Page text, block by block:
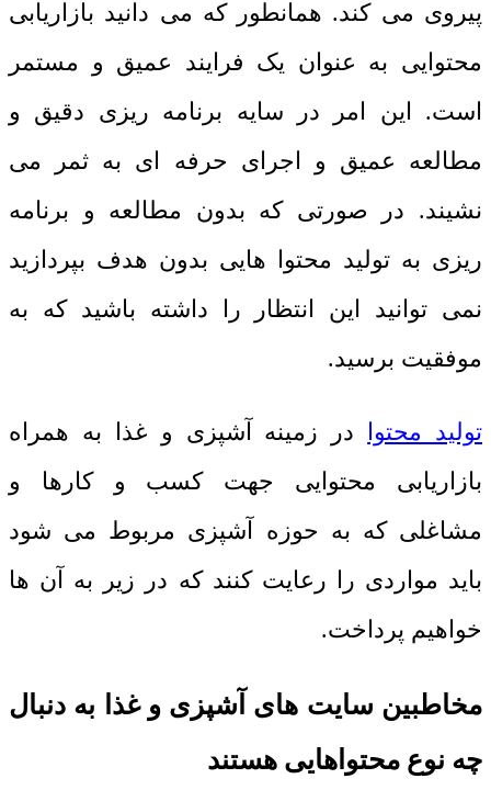
پیروی می کند. همانطور که می دانید بازاریابی
محتوایی به عنوان یک فرایند عمیق و مستمر
است. این امر در سایه برنامه ریزی دقیق و
مطالعه عمیق و اجرای حرفه ای به ثمر می
نشیند. در صورتی که بدون مطالعه و برنامه
ریزی به تولید محتوا هایی بدون هدف بپردازید
نمی توانید این انتظار را داشته باشید که به
موفقیت برسید.
تولید محتوا در زمینه آشپزی و غذا به همراه
بازاریابی محتوایی جهت کسب و کارها و
مشاغلی که به حوزه آشپزی مربوط می شود
باید مواردی را رعایت کنند که در زیر به آن ها
خواهیم پرداخت.
مخاطبین سایت های آشپزی و غذا به دنبال
چه نوع محتواهایی هستند